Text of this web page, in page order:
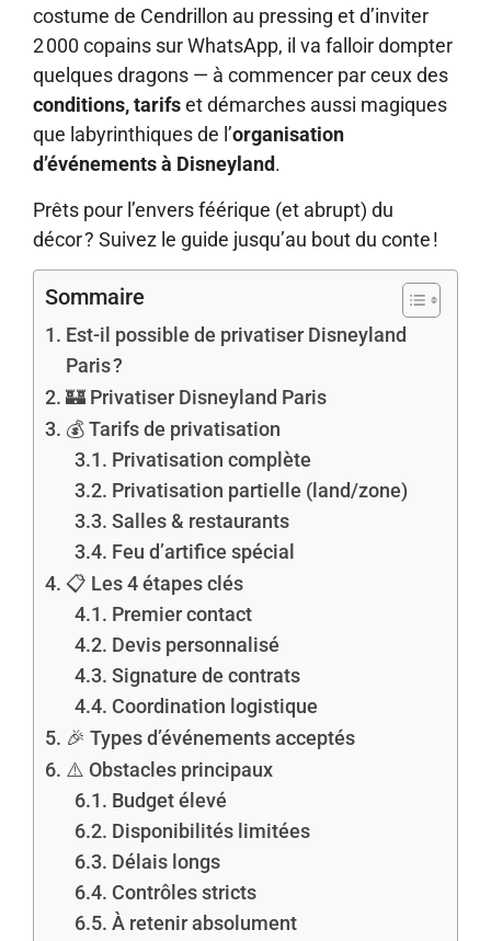
costume de Cendrillon au pressing et d’inviter
2 000 copains sur WhatsApp, il va falloir dompter
quelques dragons — à commencer par ceux des
conditions, tarifset démarches aussi magiques
que labyrinthiques de l’organisation
d’événements à Disneyland.
Prêts pour l’envers féérique (et abrupt) du
décor ? Suivez le guide jusqu’au bout du conte !
Sommaire
Est-il possible de privatiser Disneyland
Paris ?
🏰 Privatiser Disneyland Paris
💰 Tarifs de privatisation
Privatisation complète
Privatisation partielle (land/zone)
Salles & restaurants
Feu d’artifice spécial
📋 Les 4 étapes clés
Premier contact
Devis personnalisé
Signature de contrats
Coordination logistique
🎉 Types d’événements acceptés
⚠️ Obstacles principaux
Budget élevé
Disponibilités limitées
Délais longs
Contrôles stricts
À retenir absolument